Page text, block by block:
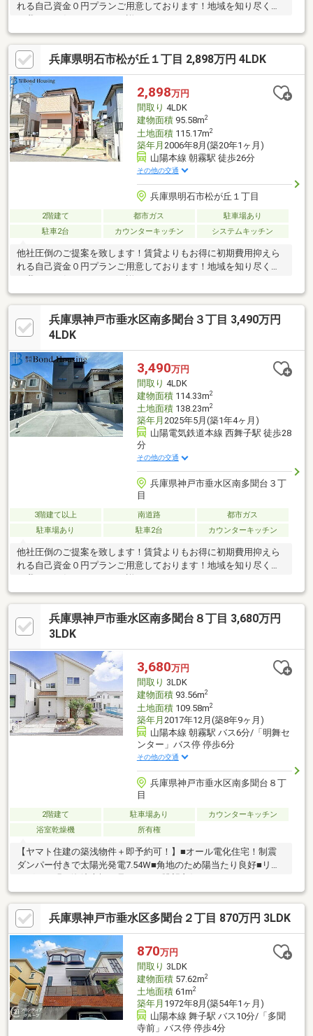
れる自己資金０円プランご用意しております！地域を知り尽くし
問い合わせください！！！
兵庫県明石市松が丘１丁目 2,898万円 4LDK
2,898万円
間取り 4LDK
建物面積95.58m2
土地面積115.17m2
築年月 2006年8月(築20年1ヶ月)
山陽本線 朝霧駅 徒歩26分
その他の交通
兵庫県明石市松が丘１丁目
2階建て 都市ガス
駐車場あり
駐車2台
カウンターキッチン システムキッチン
他社圧倒のご提案を致します！賃貸よりもお得に初期費用抑えら
れる自己資金０円プランご用意しております！地域を知り尽くし
問い合わせください！！！
兵庫県神戸市垂水区南多聞台３丁目 3,490万円
4LDK
3,490万円
間取り 4LDK
建物面積114.33m2
土地面積138.23m2
築年月 2025年5月(築1年4ヶ月)
山陽電気鉄道本線 西舞子駅 徒歩28
分
その他の交通
兵庫県神戸市垂水区南多聞台３丁
目
3階建て以上 南道路
都市ガス
駐車場あり
駐車2台 カウンターキッチン
他社圧倒のご提案を致します！賃貸よりもお得に初期費用抑えら
れる自己資金０円プランご用意しております！地域を知り尽くし
問い合わせください！！！
兵庫県神戸市垂水区南多聞台８丁目 3,680万円
3LDK
3,680万円
間取り 3LDK
建物面積93.56m2
土地面積109.58m2
築年月 2017年12月(築8年9ヶ月)
山陽本線 朝霧駅 バス6分/「明舞セ
ンター」バス停 停歩6分
その他の交通
兵庫県神戸市垂水区南多聞台８丁
目
2階建て 駐車場あり
カウンターキッチン
浴室乾燥機
所有権
【ヤマト住建の築浅物件＋即予約可！】■オール電化住宅！制震
ダンパー付きで太陽光発電7.54W■角地のため陽当たり良好■リビ
兵庫県神戸市垂水区多聞台２丁目 870万円 3LDK
870万円
間取り 3LDK
建物面積57.62m2
土地面積61m2
築年月 1972年8月(築54年1ヶ月)
山陽本線 舞子駅 バス10分/「多聞
寺前」バス停 停歩4分